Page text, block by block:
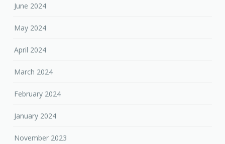
June 2024
May 2024
April 2024
March 2024
February 2024
January 2024
November 2023